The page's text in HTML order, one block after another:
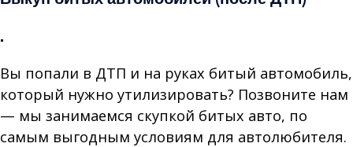
.
Вы попали в ДТП и на руках битый автомобиль,
который нужно утилизировать? Позвоните нам
— мы занимаемся скупкой битых авто, по
самым выгодным условиям для автолюбителя.